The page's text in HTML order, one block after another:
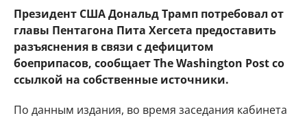
Президент США Дональд Трамп потребовал от
главы Пентагона Пита Хегсета предоставить
разъяснения в связи с дефицитом
боеприпасов, сообщает The Washington Post со
ссылкой на собственные источники.
По данным издания, во время заседания кабинета